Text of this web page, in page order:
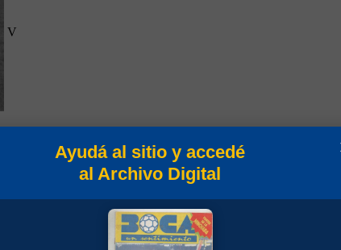
V
Ayudá al sitio y accedé
al Archivo Digital